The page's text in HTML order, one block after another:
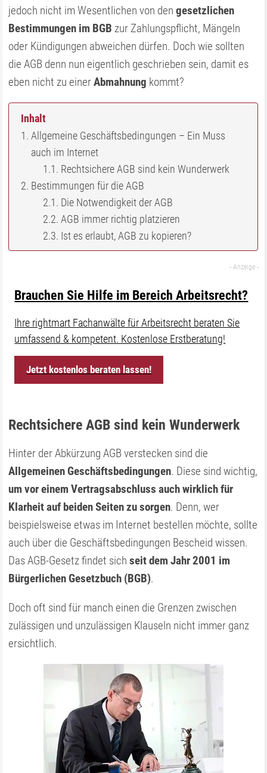
jedoch nicht im Wesentlichen von dengesetzlichen
Bestimmungen im BGB zur Zahlungspflicht, Mängeln
oder Kündigungen abweichen dürfen. Doch wie sollten
die AGB denn nun eigentlich geschrieben sein, damit es
eben nicht zu einerAbmahnung kommt?
Inhalt
Allgemeine Geschäftsbedingungen – Ein Muss
auch im Internet
Rechtsichere AGB sind kein Wunderwerk
Bestimmungen für die AGB
Die Notwendigkeit der AGB
AGB immer richtig platzieren
Ist es erlaubt, AGB zu kopieren?
Brauchen Sie Hilfe im Bereich Arbeitsrecht?
Ihre rightmart Fachanwälte für Arbeitsrecht beraten Sie
umfassend & kompetent. Kostenlose Erstberatung!
Jetzt kostenlos beraten lassen!
Rechtsichere AGB sind kein Wunderwerk
Hinter der Abkürzung AGB verstecken sind die
Allgemeinen Geschäftsbedingungen. Diese sind wichtig,
um vor einem Vertragsabschluss auch wirklich für
Klarheit auf beiden Seiten zu sorgen. Denn, wer
beispielsweise etwas im Internet bestellen möchte, sollte
auch über die Geschäftsbedingungen Bescheid wissen.
Das AGB-Gesetz findet sichseit dem Jahr 2001 im
Bürgerlichen Gesetzbuch (BGB).
Doch oft sind für manch einen die Grenzen zwischen
zulässigen und unzulässigen Klauseln nicht immer ganz
ersichtlich.